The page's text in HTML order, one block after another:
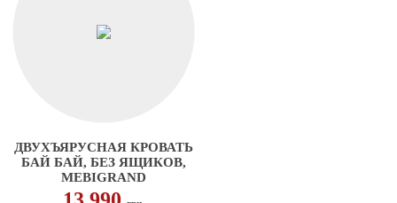
ДВУХЪЯРУСНАЯ КРОВАТЬ
БАЙ БАЙ, БЕЗ ЯЩИКОВ,
MEBIGRAND